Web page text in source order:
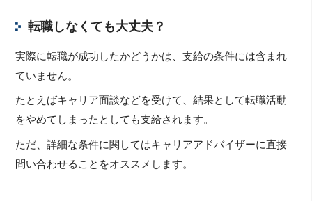
転職しなくても大丈夫？
実際に転職が成功したかどうかは、支給の条件には含まれ
ていません。
たとえばキャリア面談などを受けて、結果として転職活動
をやめてしまったとしても支給されます。
ただ、詳細な条件に関してはキャリアアドバイザーに直接
問い合わせることをオススメします。